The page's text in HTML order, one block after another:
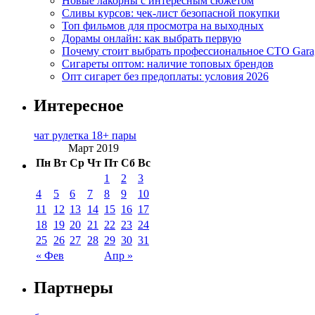
Сливы курсов: чек-лист безопасной покупки
Топ фильмов для просмотра на выходных
Дорамы онлайн: как выбрать первую
Почему стоит выбрать профессиональное СТО
Сигареты оптом: наличие топовых брендов
Опт сигарет без предоплаты: условия 2026
Интересное
чат рулетка 18+ пары
Март 2019
Пн Вт Ср Чт Пт Сб Вс
« Фев Апр »
1 2
3
4
5 6 7 8 9
10
11
12 13 14 15 16 17
18 19 20 21 22 23 24
25 26 27 28 29 30 31
Партнеры